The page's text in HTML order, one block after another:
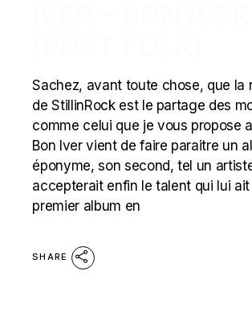
Sachez, avant toute chose, que la
de StillinRock est le partage des
comme celui que je vous propose
Bon Iver vient de faire paraitre un
éponyme, son second, tel un
accepterait enfin le talent qui lui ait
premier album en
SHARE